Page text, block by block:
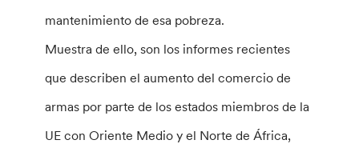
mantenimiento de esa pobreza.
Muestra de ello, son los informes recientes
que describen el aumento del comercio de
armas por parte de los estados miembros de la
UE con Oriente Medio y el Norte de África,